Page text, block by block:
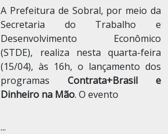
A Prefeitura de Sobral, por meio da
Secretaria do Trabalho e
Desenvolvimento Econômico
(STDE), realiza nesta quarta-feira
(15/04), às 16h, o lançamento dos
programasContrata+Brasil e
Dinheiro na Mão. O evento
...